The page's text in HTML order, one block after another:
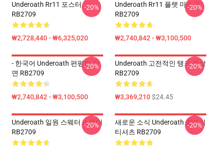
Underoath Rr11 포스터
RB2709
₩2,728,440 - ₩6,325,020
-20%
Underoath Rr11 플랫 마스크
RB2709
₩2,740,842 - ₩3,100,500
-20%
- 한국어 Underoath 편평한 가
면 RB2709
₩2,740,842 - ₩3,100,500
-20%
Underoath 고전적인 탱크 정상
RB2709
₩3,369,210$24.45
-20%
Underoath 일원 스웨터 스웨터
RB2709
-20%
새로운 소식 Underoath 클래식
티셔츠 RB2709
-20%